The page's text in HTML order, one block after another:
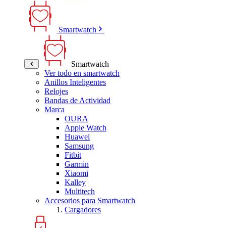
Smartwatch
Smartwatch
Ver todo en smartwatch
Anillos Inteligentes
Relojes
Bandas de Actividad
Marca
OURA
Apple Watch
Huawei
Samsung
Fitbit
Garmin
Xiaomi
Kalley
Multitech
Accesorios para Smartwatch
Cargadores